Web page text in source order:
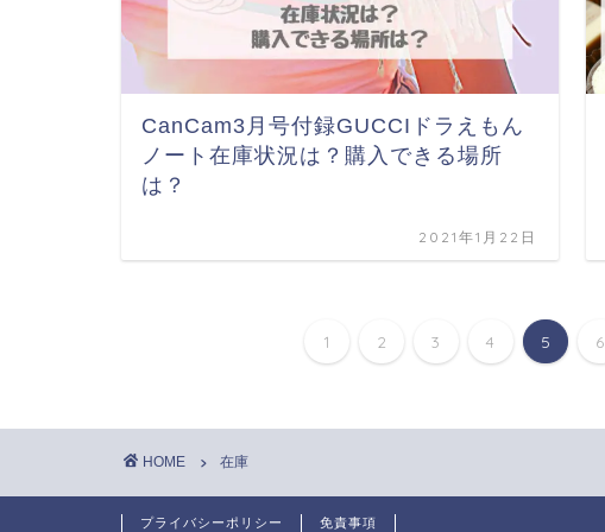
CanCam3月号付録GUCCIドラえもん
ノート在庫状況は？購入できる場所
は？
2021年1月22日
1 2 3 4 5 6
HOME 在庫
プライバシーポリシー 免責事項